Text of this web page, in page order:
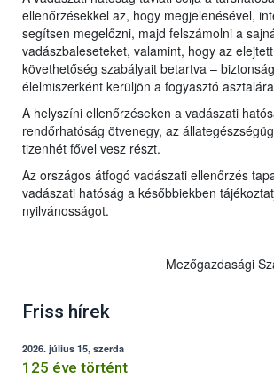
ellenőrzésekkel az, hogy megjelenésével,
segítsen megelőzni, majd felszámolni a
vadászbaleseteket, valamint, hogy az
követhetőség szabályait betartva –
élelmiszerként kerüljön a fogyasztó
A helyszíni ellenőrzéseken a vadászati
rendőrhatóság ötvenegy, az
tizenhét fővel vesz részt.
Az országos átfogó vadászati ellenőrzés
vadászati hatóság a későbbiekben
nyilvánosságot.
Mezőgazdasági
Friss hírek
2026. július 15, szerda
125 éve történt